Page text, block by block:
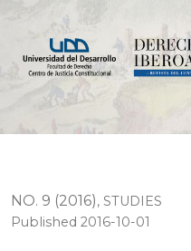
A brief historical
NO. 9 (2016), STUDIES
Published 2016-10-01